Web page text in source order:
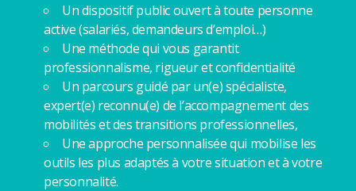
Un dispositif public ouvert à toute personne
active (salariés, demandeurs d’emploi…)
Une méthode qui vous garantit
professionnalisme, rigueur et confidentialité
Un parcours guidé par un(e) spécialiste,
expert(e) reconnu(e) de l’accompagnement des
mobilités et des transitions professionnelles,
Une approche personnalisée qui mobilise les
outils les plus adaptés à votre situation et à votre
personnalité.